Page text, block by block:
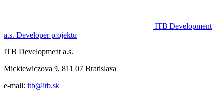
ITB Development
a.s. Developer projektu
ITB Development a.s.
Mickiewiczova 9, 811 07 Bratislava
e-mail: itb@itb.sk